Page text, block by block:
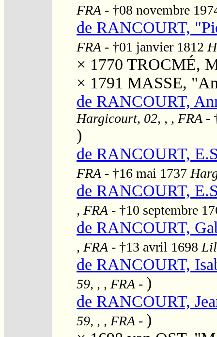
FRA - †08 novembre
de RANCOURT,
FRA - †01 janvier 1812
× 1770 TROCMÉ,
× 1791 MASSE,
de RANCOURT,
Hargicourt, 02, , , FRA -
)
de RANCOURT,
FRA - †16 mai 1737
de RANCOURT,
, FRA - †10 septembre
de RANCOURT,
, FRA - †13 avril 1698
de RANCOURT,
59, , , FRA - )
de RANCOURT,
59, , , FRA - )